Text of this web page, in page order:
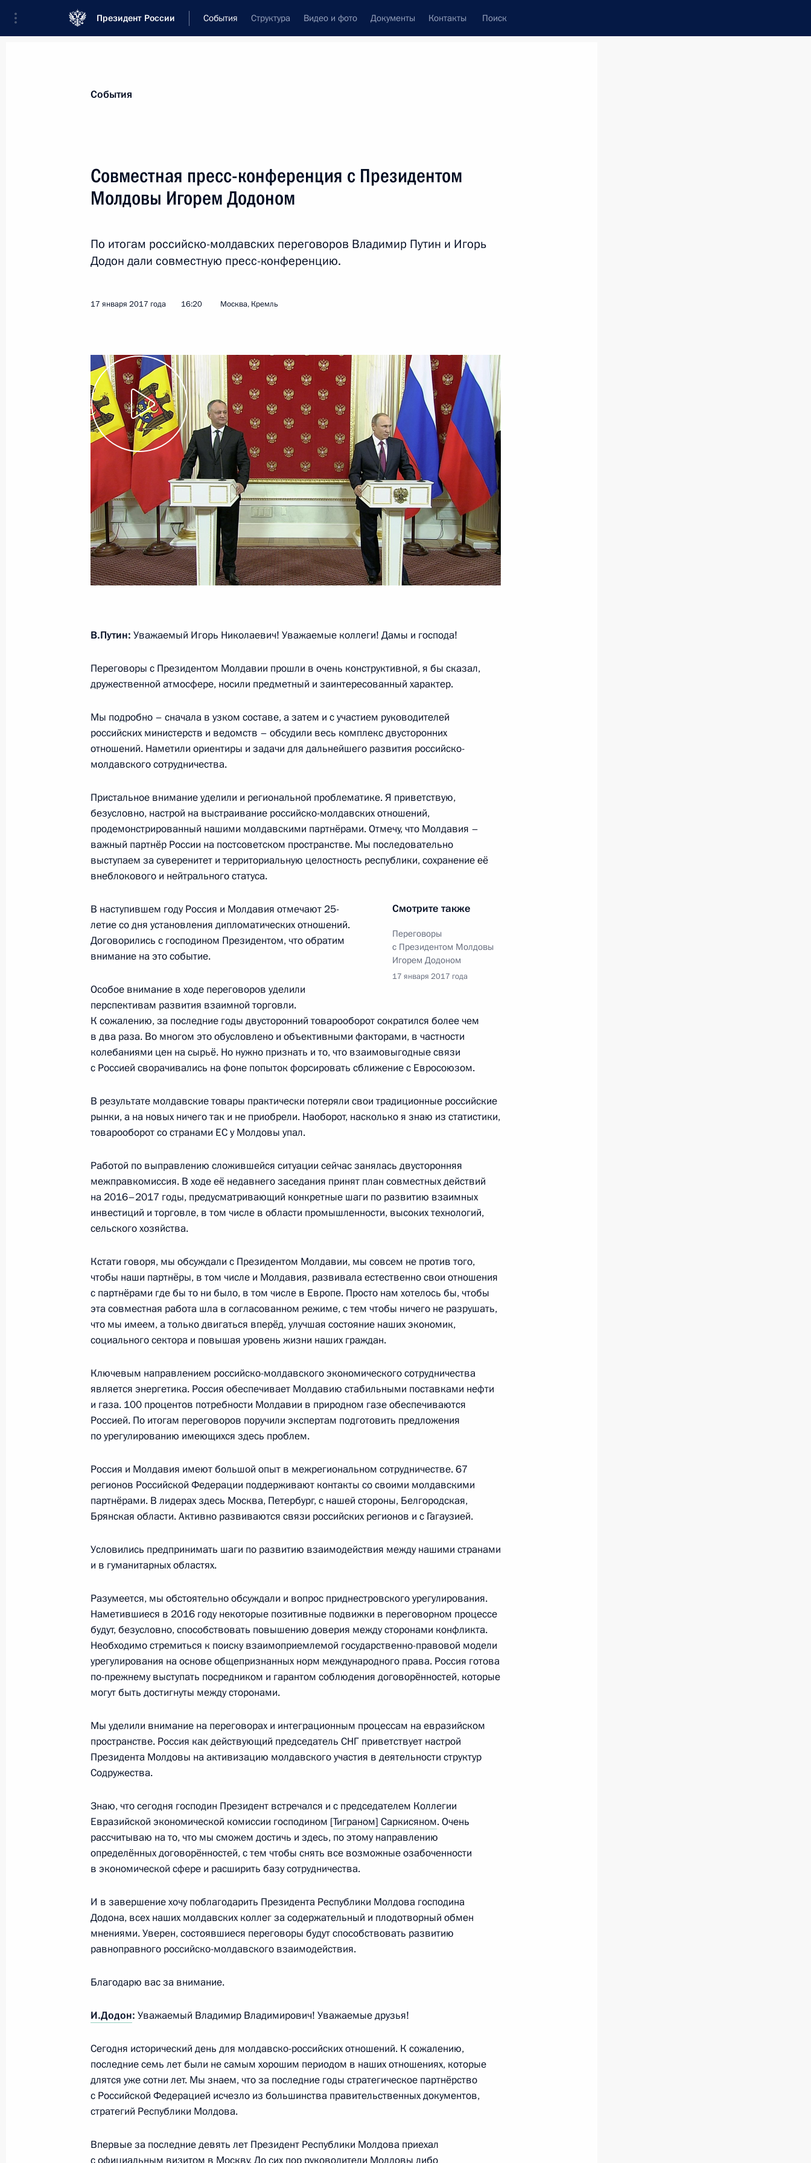
Президент России События Структура Видео и фото Документы Контакты Поиск
Новости
17 января 2017 года, вторник
Додоном
17 января 2017 года, 16:20 Москва, Кремль
16 января 2017 года, понедельник
Рабочая встреча с Министром промышленности и торговли
Денисом Мантуровым
16 января 2017 года, 14:25 Москва, Кремль
Подписан Указ об установлении Дня войск национальной
гвардии
16 января 2017 года, 13:55
17 января состоятся переговоры Владимира Путина
16 января 2017 года, 11:05
Соболезнования Президенту Киргизии Алмазбеку Атамбаеву
Поздравление Василию Лановому с Днём рождения
16 января 2017 года, 10:10
13 января 2017 года, пятница
Совещание с постоянными членами Совета Безопасности
1
12 января 2017 года, четверг
Рабочая встреча с губернатором Мурманской области Мариной
Ковтун
Главы Адыгеи
12 января 2017 года, 15:00
Встреча с Асланом Тхакушиновым и Муратом Кумпиловым
12 января 2017 года, 14:25 Москва, Кремль
Телефонный разговор с Президентом Турции Реджепом Тайипом
Эрдоганом
Телефонный разговор с Президентом Казахстана Нурсултаном
Назарбаевым
12 января 2017 года, 13:00
Поздравление сотрудникам и ветеранам органов прокуратуры
Российской Федерации
Совещание с членами Правительства
11 января 2017 года, 14:50 Москва, Кремль
5 28м
Заседание по случаю 295-летия российской прокуратуры
10 января 2017 года, вторник
10 января 2017 года, 14:50 Москва, Кремль
9 января 2017 года, понедельник
Соболезнования Президенту Египта Абдельфаттаху Сиси
9 января 2017 года, 16:30
Кузьминовым
8 января 2017 года, воскресенье
Соболезнования Премьер-министру Израиля Биньямину
Нетаньяху
События
Совместная пресс-конференция с Президентом
Молдовы Игорем Додоном
По итогам российско-молдавских переговоров Владимир Путин и Игорь
Додон дали совместную пресс-конференцию.
17 января 2017 года 16:20 Москва, Кремль
В.Путин: Уважаемый Игорь Николаевич! Уважаемые коллеги! Дамы и господа!
Переговоры с Президентом Молдавии прошли в очень конструктивной, я бы сказал,
дружественной атмосфере, носили предметный и заинтересованный характер.
Мы подробно – сначала в узком составе, а затем и с участием руководителей
российских министерств и ведомств – обсудили весь комплекс двусторонних
отношений. Наметили ориентиры и задачи для дальнейшего развития российско-
молдавского сотрудничества.
Пристальное внимание уделили и региональной проблематике. Я приветствую,
безусловно, настрой на выстраивание российско-молдавских отношений,
продемонстрированный нашими молдавскими партнёрами. Отмечу, что Молдавия –
важный партнёр России на постсоветском пространстве. Мы последовательно
выступаем за суверенитет и территориальную целостность республики, сохранение её
внеблокового и нейтрального статуса.
Смотрите также
Переговоры
с Президентом Молдовы
Игорем Додоном
17 января 2017 года
В наступившем году Россия и Молдавия отмечают 25-
летие со дня установления дипломатических отношений.
Договорились с господином Президентом, что обратим
внимание на это событие.
Особое внимание в ходе переговоров уделили
перспективам развития взаимной торговли.
К сожалению, за последние годы двусторонний товарооборот сократился более чем
в два раза. Во многом это обусловлено и объективными факторами, в частности
колебаниями цен на сырьё. Но нужно признать и то, что взаимовыгодные связи
с Россией сворачивались на фоне попыток форсировать сближение с Евросоюзом.
В результате молдавские товары практически потеряли свои традиционные российские
рынки, а на новых ничего так и не приобрели. Наоборот, насколько я знаю из статистики,
товарооборот со странами ЕС у Молдовы упал.
Работой по выправлению сложившейся ситуации сейчас занялась двусторонняя
межправкомиссия. В ходе её недавнего заседания принят план совместных действий
на 2016–2017 годы, предусматривающий конкретные шаги по развитию взаимных
инвестиций и торговле, в том числе в области промышленности, высоких технологий,
сельского хозяйства.
Кстати говоря, мы обсуждали с Президентом Молдавии, мы совсем не против того,
чтобы наши партнёры, в том числе и Молдавия, развивала естественно свои отношения
с партнёрами где бы то ни было, в том числе в Европе. Просто нам хотелось бы, чтобы
эта совместная работа шла в согласованном режиме, с тем чтобы ничего не разрушать,
что мы имеем, а только двигаться вперёд, улучшая состояние наших экономик,
социального сектора и повышая уровень жизни наших граждан.
Ключевым направлением российско-молдавского экономического сотрудничества
является энергетика. Россия обеспечивает Молдавию стабильными поставками нефти
и газа. 100 процентов потребности Молдавии в природном газе обеспечиваются
Россией. По итогам переговоров поручили экспертам подготовить предложения
по урегулированию имеющихся здесь проблем.
Россия и Молдавия имеют большой опыт в межрегиональном сотрудничестве. 67
регионов Российской Федерации поддерживают контакты со своими молдавскими
партнёрами. В лидерах здесь Москва, Петербург, с нашей стороны, Белгородская,
Брянская области. Активно развиваются связи российских регионов и с Гагаузией.
Условились предпринимать шаги по развитию взаимодействия между нашими странами
и в гуманитарных областях.
Разумеется, мы обстоятельно обсуждали и вопрос приднестровского урегулирования.
Наметившиеся в 2016 году некоторые позитивные подвижки в переговорном процессе
будут, безусловно, способствовать повышению доверия между сторонами конфликта.
Необходимо стремиться к поиску взаимоприемлемой государственно-правовой модели
урегулирования на основе общепризнанных норм международного права. Россия готова
по-прежнему выступать посредником и гарантом соблюдения договорённостей, которые
могут быть достигнуты между сторонами.
Мы уделили внимание на переговорах и интеграционным процессам на евразийском
пространстве. Россия как действующий председатель СНГ приветствует настрой
Президента Молдовы на активизацию молдавского участия в деятельности структур
Содружества.
Знаю, что сегодня господин Президент встречался и с председателем Коллегии
Евразийской экономической комиссии господином [Тиграном] Саркисяном. Очень
рассчитываю на то, что мы сможем достичь и здесь, по этому направлению
определённых договорённостей, с тем чтобы снять все возможные озабоченности
в экономической сфере и расширить базу сотрудничества.
И в завершение хочу поблагодарить Президента Республики Молдова господина
Додона, всех наших молдавских коллег за содержательный и плодотворный обмен
мнениями. Уверен, состоявшиеся переговоры будут способствовать развитию
равноправного российско-молдавского взаимодействия.
Благодарю вас за внимание.
И.Додон: Уважаемый Владимир Владимирович! Уважаемые друзья!
Сегодня исторический день для молдавско-российских отношений. К сожалению,
последние семь лет были не самым хорошим периодом в наших отношениях, которые
длятся уже сотни лет. Мы знаем, что за последние годы стратегическое партнёрство
с Российской Федерацией исчезло из большинства правительственных документов,
стратегий Республики Молдова.
Впервые за последние девять лет Президент Республики Молдова приехал
с официальным визитом в Москву. До сих пор руководители Молдовы либо